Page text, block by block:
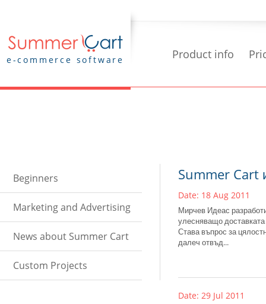
e-commerce software Product info
Beginners
Marketing and Advertising
News about Summer Cart
Custom Projects
Summer Cart
Date: 18 Aug 2011
Мирчев Идеас
улесняващо доставката
Става въпрос за
далеч отвъд...
Date: 29 Jul 2011